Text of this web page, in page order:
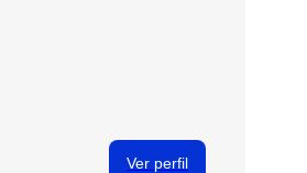
Ver perfil